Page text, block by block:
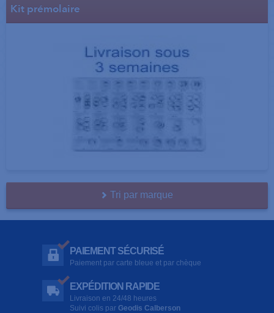
Kit prémolaire
Tri par marque
PAIEMENT SÉCURISÉ
Paiement par carte bleue et par chèque
EXPÉDITION RAPIDE
Livraison en 24/48 heures
Suivi colis par Geodis Calberson